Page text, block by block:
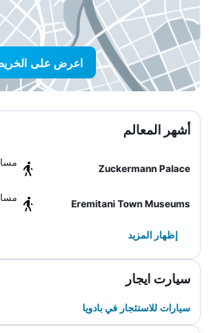
اعرض على
أشهر المعالم
Zuckermann Palace
مسافة
Eremitani Town Museums
مسافة
إظهار المزيد
سيارت ايجار
سيارات للاستئجار في بادويا